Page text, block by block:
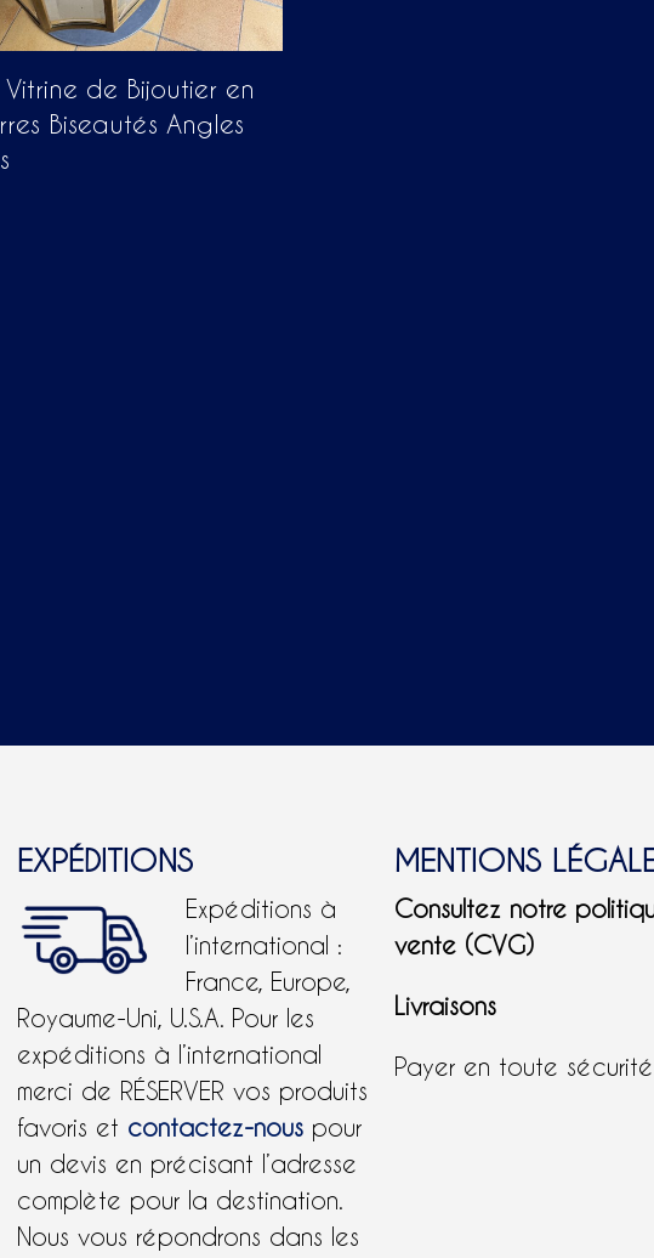
de Bijoutier en
Biseautés Angles
EXPÉDITIONS
Expéditions à
l’international :
France, Europe,
Royaume-Uni, U.S.A. Pour les
expéditions à l’international
merci de RÉSERVER vos produits
favoris et contactez-nous pour
un devis en précisant l’adresse
complète pour la destination.
Nous vous répondrons dans les
MENTIONS
Consultez notre
vente (CVG)
Livraisons
Payer en toute